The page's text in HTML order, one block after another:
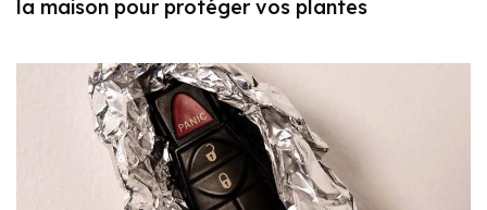
la maison pour protéger vos plantes